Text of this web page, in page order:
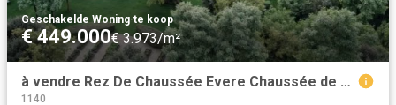
Geschakelde Woning·te koop
€ 449.000€ 3.973/m²
à vendre Rez De Chaussée Evere Chaussée de Louvain
1140